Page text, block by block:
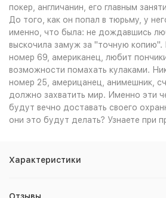
покер, англичанин, его главным
До того, как он попал в тюрьму, у
именно, что была: не дождавшись
выскочила замуж за "точную копию".
номер 69, американец, любит
возможности помахать кулаками.
номер 25, америцанец, анимешник,
должно захватить мир. Именно эти
будут вечно доставать своего
они это будут делать? Узнаете при
Характеристики